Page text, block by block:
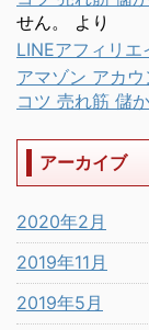
せん。
より
LINEアフィリ
アマゾン アカ
コツ 売れ筋 儲
アーカイブ
2020年2月
2019年11月
2019年5月